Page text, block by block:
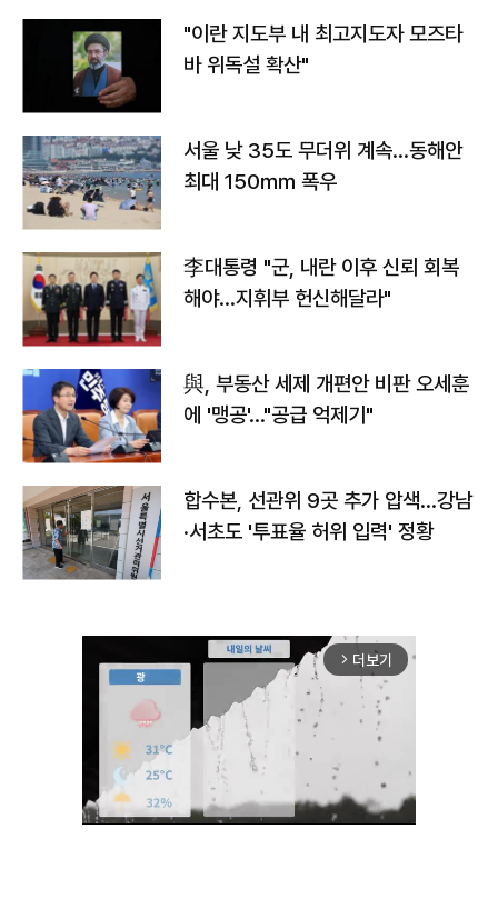
"이란 지도부 내 최고지도자 모즈타
바 위독설 확산"
서울 낮 35도 무더위 계속…동해안
최대 150㎜ 폭우
李대통령 "군, 내란 이후 신뢰 회복
해야…지휘부 헌신해달라"
與, 부동산 세제 개편안 비판 오세훈
에 '맹공'…"공급 억제기"
합수본, 선관위 9곳 추가 압색…강남
·서초도 '투표율 허위 입력' 정황
arrow_forward_ios 더보기